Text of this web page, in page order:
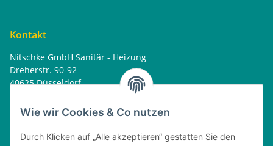
Wie wir Cookies & Co nutzen
Durch Klicken auf „Alle akzeptieren“ gestatten Sie den
Kontakt
Nitschke GmbH Sanitär - Heizung
Dreherstr. 90-92
40625 Düsseldorf
home@nitschkegmbh.de